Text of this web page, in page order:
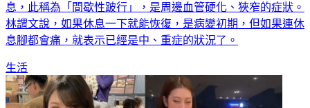
息，此稱為「間歇性跛行」，是周邊血管硬化、狹窄的症狀。
林謂文說，如果休息一下就能恢復，是病變初期，但如果連休
息腳都會痛，就表示已經是中、重症的狀況了。
生活